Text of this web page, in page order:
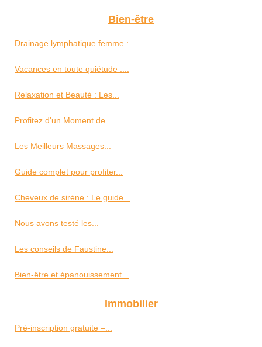
Bien-être
Drainage lymphatique femme :...
Vacances en toute quiétude :...
Relaxation et Beauté : Les...
Profitez d'un Moment de...
Les Meilleurs Massages...
Guide complet pour profiter...
Cheveux de sirène : Le guide...
Nous avons testé les...
Les conseils de Faustine...
Bien-être et épanouissement...
Immobilier
Pré-inscription gratuite –...